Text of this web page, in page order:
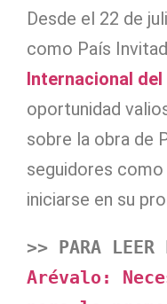
Desde el 22 de
como País
Internacional
oportunidad
sobre la obra de
seguidores como
iniciarse en su
>> PARA LEER
Arévalo: